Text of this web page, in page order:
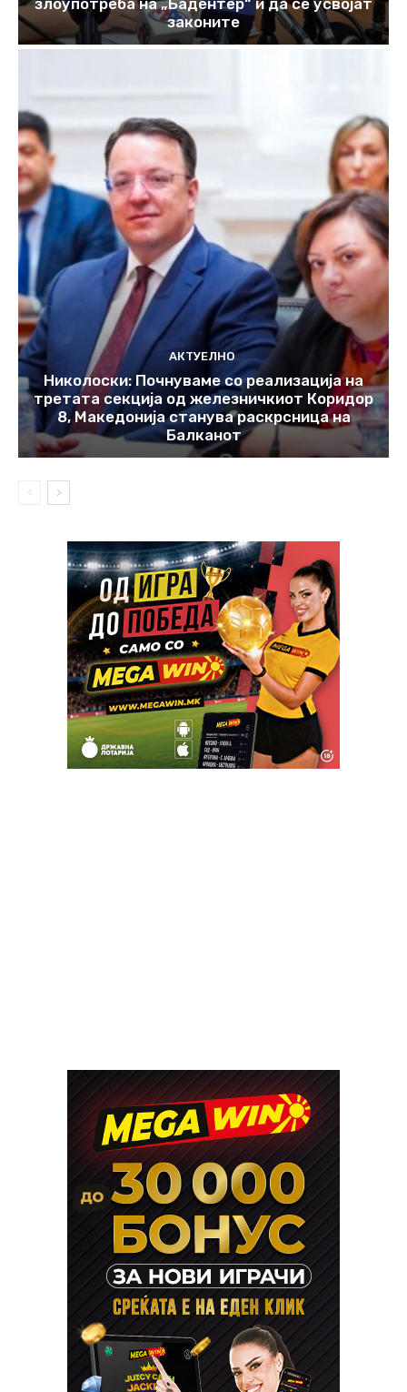
законите
АКТУЕЛНО
Николоски: Почнуваме со реализација на
третата секција од железничкиот Коридор
8, Македонија станува раскрсница на
Балканот